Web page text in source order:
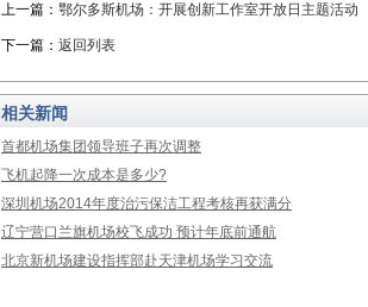
上一篇： 鄂尔多斯机场：开展创新工作室开放日主题活动
下一篇： 返回列表
相关新闻
首都机场集团领导班子再次调整
飞机起降一次成本是多少?
深圳机场2014年度治污保洁工程考核再获满分
辽宁营口兰旗机场校飞成功 预计年底前通航
北京新机场建设指挥部赴天津机场学习交流